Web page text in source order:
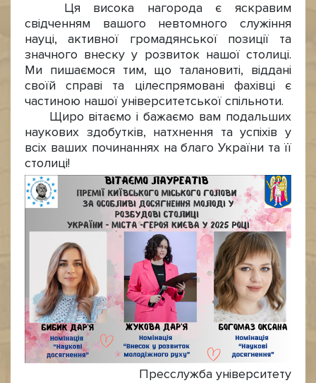
Ця висока нагорода є яскравим
свідченням вашого невтомного служіння
науці, активної громадянської позиції та
значного внеску у розвиток нашої столиці.
Ми пишаємося тим, що талановиті, віддані
своїй справі та цілеспрямовані фахівці є
частиною нашої університетської спільноти.
Щиро вітаємо і бажаємо вам подальших
наукових здобутків, натхнення та успіхів у
всіх ваших починаннях на благо України та її
столиці!
Пресслужба університету